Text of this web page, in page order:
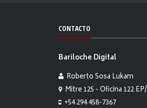
CONTACTO
Bariloche Digital
Roberto Sosa Lukam
Mitre 125 - Oficina 122
+54 294 458-7367